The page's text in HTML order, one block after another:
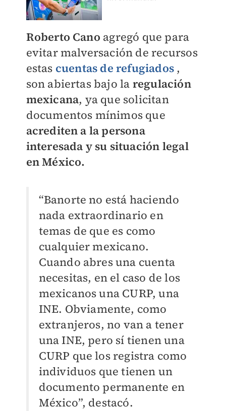
Roberto Cano agregó que para
evitar malversación de recursos
estas cuentas de refugiados ,
son abiertas bajo la regulación
mexicana, ya que solicitan
documentos mínimos que
acrediten a la persona
interesada y su situación legal
en México.
“Banorte no está haciendo
nada extraordinario en
temas de que es como
cualquier mexicano.
Cuando abres una cuenta
necesitas, en el caso de los
mexicanos una CURP, una
INE. Obviamente, como
extranjeros, no van a tener
una INE, pero sí tienen una
CURP que los registra como
individuos que tienen un
documento permanente en
México”, destacó.